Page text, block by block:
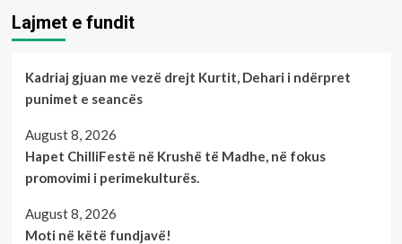
Lajmet e fundit
Kadriaj gjuan me vezë drejt Kurtit, Dehari i ndërpret
punimet e seancës
August 8, 2026
Hapet ChilliFestë në Krushë të Madhe, në fokus
promovimi i perimekulturës.
August 8, 2026
Moti në këtë fundjavë!